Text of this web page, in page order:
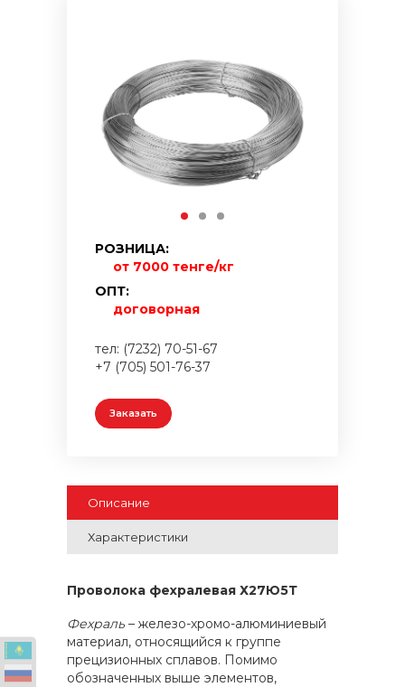
РОЗНИЦА:
от 7000 тенге/кг
ОПТ:
договорная
тел: (7232) 70-51-67
+7 (705) 501-76-37
Заказать
Описание
Характеристики
Проволока фехралевая Х27Ю5Т
Фехраль – железо-хромо-алюминиевый
материал, относящийся к группе
прецизионных сплавов. Помимо
обозначенных выше элементов,